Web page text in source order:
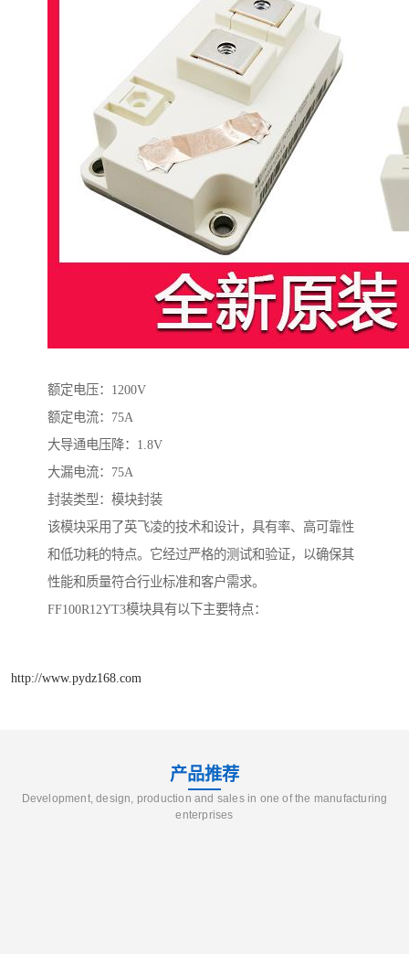
额定电压：1200V
额定电流：75A
大导通电压降：1.8V
大漏电流：75A
封装类型：模块封装
该模块采用了英飞凌的技术和设计，具有率、高可靠性
和低功耗的特点。它经过严格的测试和验证，以确保其
性能和质量符合行业标准和客户需求。
FF100R12YT3模块具有以下主要特点：
http://www.pydz168.com
产品推荐
Development, design, production and sales in one of the manufacturing
enterprises